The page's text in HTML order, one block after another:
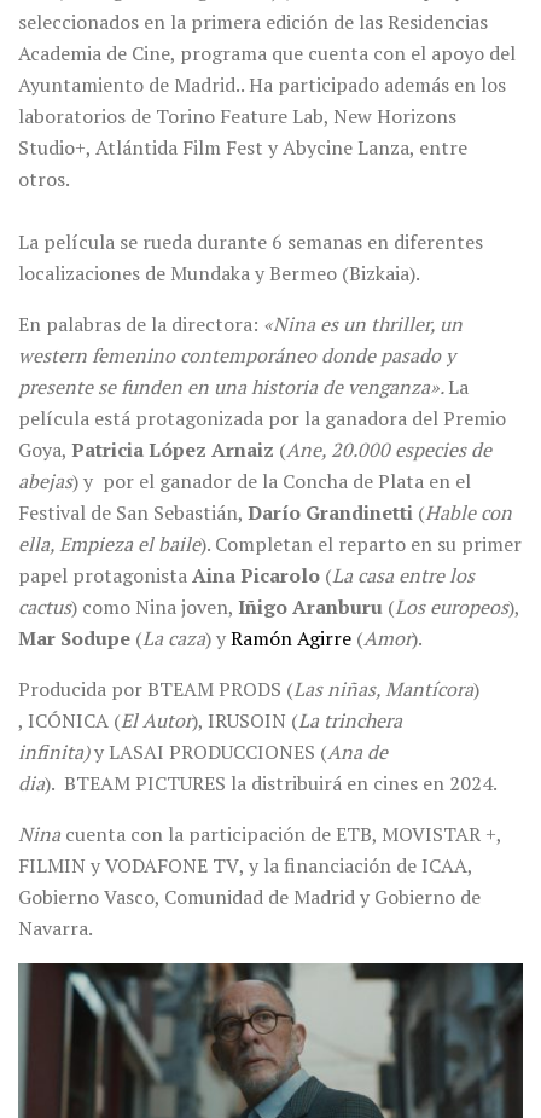
seleccionados en la primera edición de las Residencias
Academia de Cine, programa que cuenta con el apoyo del
Ayuntamiento de Madrid.. Ha participado además en los
laboratorios de Torino Feature Lab, New Horizons
Studio+, Atlántida Film Fest y Abycine Lanza, entre
otros.
La película se rueda durante 6 semanas en diferentes
localizaciones de Mundaka y Bermeo (Bizkaia).
En palabras de la directora: «Nina es un thriller, un
western femenino contemporáneo donde pasado y
presente se funden en una historia de venganza».La
película está protagonizada por la ganadora del Premio
Goya, Patricia López Arnaiz (Ane, 20.000 especies de
abejas) y por el ganador de la Concha de Plata en el
Festival de San Sebastián, Darío Grandinetti (Hable con
ella, Empieza el baile). Completan el reparto en su primer
papel protagonistaAina Picarolo (La casa entre los
cactus) como Nina joven, Iñigo Aranburu (Los europeos),
Mar Sodupe (La caza) yRamón Agirre (Amor).
Producida por BTEAM PRODS (Las niñas, Mantícora)
, ICÓNICA (El Autor), IRUSOIN (La trinchera
infinita)y LASAI PRODUCCIONES (Ana de
dia). BTEAM PICTURES la distribuirá en cines en 2024.
Nina cuenta con la participación de ETB, MOVISTAR +,
FILMIN y VODAFONE TV, y la financiación de ICAA,
Gobierno Vasco, Comunidad de Madrid y Gobierno de
Navarra.